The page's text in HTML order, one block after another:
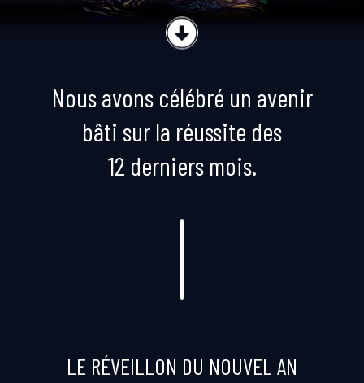
Nous avons célébré un avenir
bâti sur la réussite des
12 derniers mois.
LE RÉVEILLON DU NOUVEL AN